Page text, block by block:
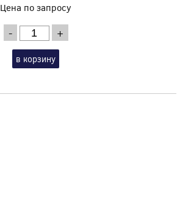
Цена по запросу
- +
в корзину